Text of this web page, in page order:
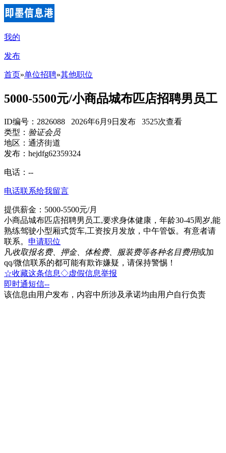
我的
发布
首页»单位招聘»其他职位
5000-5500元/小商品城布匹店招聘男员工
ID编号：2826088 2026年6月9日发布 3525次查看
类型： 验证会员
地区：通济街道
发布：hejdfg62359324
电话： --
电话联系给我留言
提供薪金：5000-5500元/月
小商品城布匹店招聘男员工,要求身体健康，年龄30-45周岁,能
熟练驾驶小型厢式货车,工资按月发放，中午管饭。有意者请
联系。 申请职位
凡收取报名费、押金、体检费、服装费等各种名目费用或加
qq/微信联系的都可能有欺诈嫌疑，请保持警惕！
☆收藏这条信息◇虚假信息举报
即时通短信--
该信息由用户发布，内容中所涉及承诺均由用户自行负责